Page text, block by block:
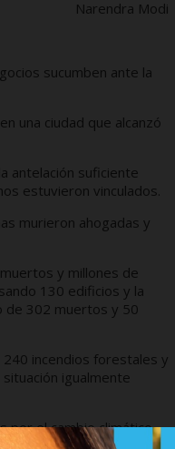
Narendra Modi
sucumben ante la
una ciudad que alcanzó
antelación suficiente
estuvieron vinculados.
murieron ahogadas y
y millones de
130 edificios y la
de 302 muertos y 50
240 incendios forestales y
igualmente
por el cambio climático.
un altísimo costo